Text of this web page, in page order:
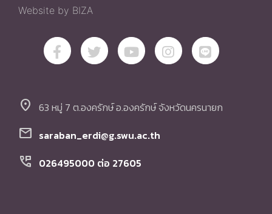
Website by BIZA
location_on 63 หมู่ 7 ต.องครักษ์ อ.องครักษ์ จังหวัดนครนายก
mail saraban_erdi@g.swu.ac.th
perm_phone_msg 026495000 ต่อ 27605